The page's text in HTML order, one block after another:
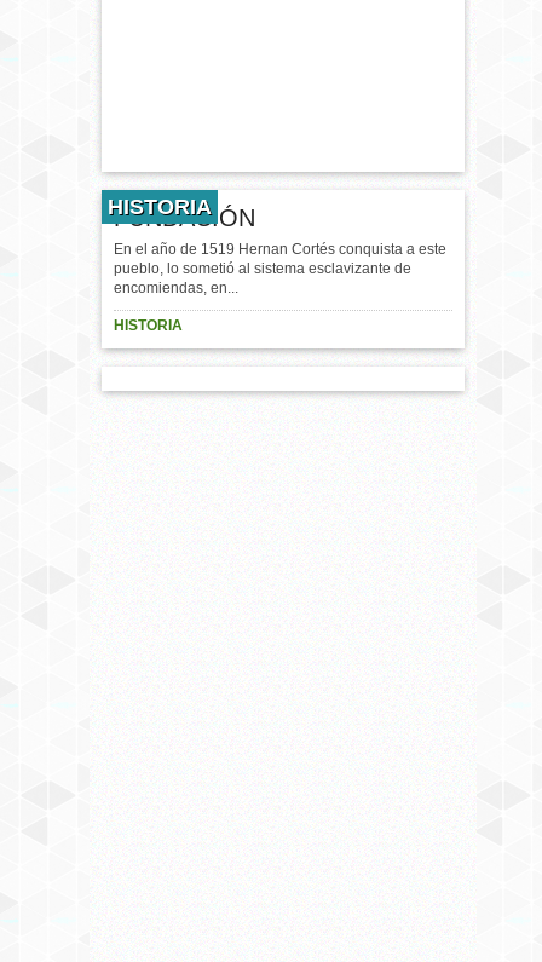
HISTORIA
FUNDACIÓN
En el año de 1519 Hernan Cortés conquista a este
pueblo, lo sometió al sistema esclavizante de
encomiendas, en...
HISTORIA